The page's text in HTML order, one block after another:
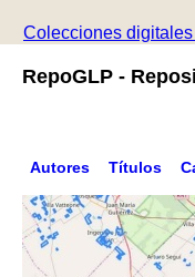
Colecciones
RepoGLP -
Autores Títulos